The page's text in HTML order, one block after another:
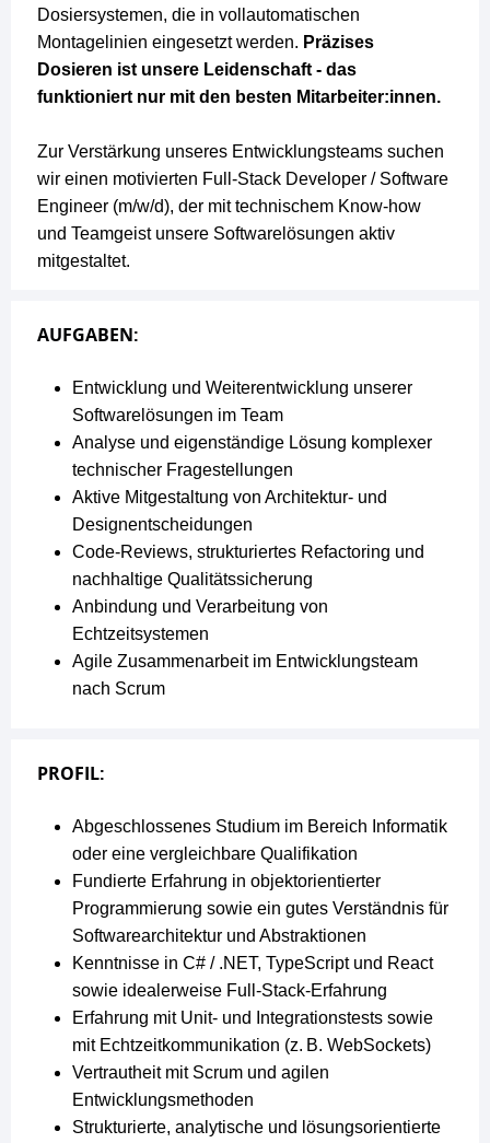
Dosiersystemen, die in vollautomatischen
Montagelinien eingesetzt werden. Präzises
Dosieren ist unsere Leidenschaft - das
funktioniert nur mit den besten Mitarbeiter:innen.
Zur Verstärkung unseres Entwicklungsteams suchen
wir einen motivierten Full-Stack Developer / Software
Engineer (m/w/d), der mit technischem Know-how
und Teamgeist unsere Softwarelösungen aktiv
mitgestaltet.
AUFGABEN:
Entwicklung und Weiterentwicklung unserer
Softwarelösungen im Team
Analyse und eigenständige Lösung komplexer
technischer Fragestellungen
Aktive Mitgestaltung von Architektur- und
Designentscheidungen
Code-Reviews, strukturiertes Refactoring und
nachhaltige Qualitätssicherung
Anbindung und Verarbeitung von
Echtzeitsystemen
Agile Zusammenarbeit im Entwicklungsteam
nach Scrum
PROFIL:
Abgeschlossenes Studium im Bereich Informatik
oder eine vergleichbare Qualifikation
Fundierte Erfahrung in objektorientierter
Programmierung sowie ein gutes Verständnis für
Softwarearchitektur und Abstraktionen
Kenntnisse in C# / .NET, TypeScript und React
sowie idealerweise Full‑Stack‑Erfahrung
Erfahrung mit Unit- und Integrationstests sowie
mit Echtzeitkommunikation (z. B. WebSockets)
Vertrautheit mit Scrum und agilen
Entwicklungsmethoden
Strukturierte, analytische und lösungsorientierte